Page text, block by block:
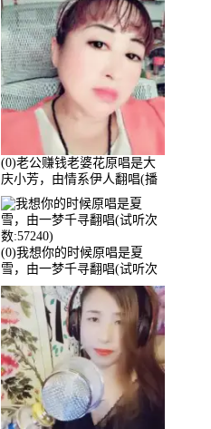
(0)老公赚钱老婆花原唱是大
庆小芳，由情系伊人翻唱(播
放:72036)
(0)我想你的时候原唱是夏
雪，由一梦千寻翻唱(试听次
数:57240)